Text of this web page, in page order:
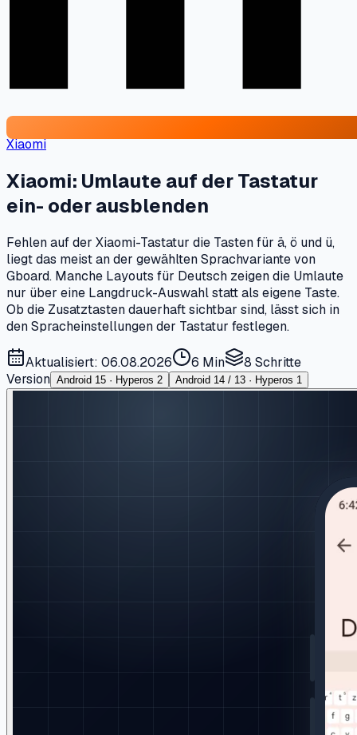
Xiaomi
Xiaomi: Umlaute auf der Tastatur
ein- oder ausblenden
Fehlen auf der Xiaomi-Tastatur die Tasten für ä, ö und ü,
liegt das meist an der gewählten Sprachvariante von
Gboard. Manche Layouts für Deutsch zeigen die Umlaute
nur über eine Langdruck-Auswahl statt als eigene Taste.
Ob die Zusatztasten dauerhaft sichtbar sind, lässt sich in
den Spracheinstellungen der Tastatur festlegen.
Aktualisiert: 06.08.2026 6 Min 8 Schritte
Version Android 15 · Hyperos 2 Android 14 / 13 · Hyperos 1